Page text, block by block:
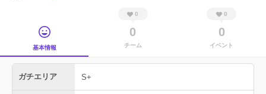
基本情報
0
0
チーム
0
0
イベント
ガチエリア S+